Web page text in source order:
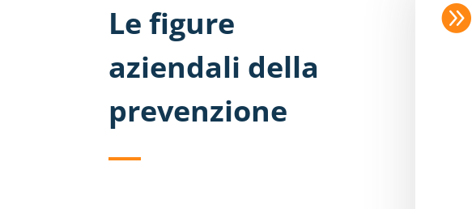
Le figure
aziendali della
prevenzione
